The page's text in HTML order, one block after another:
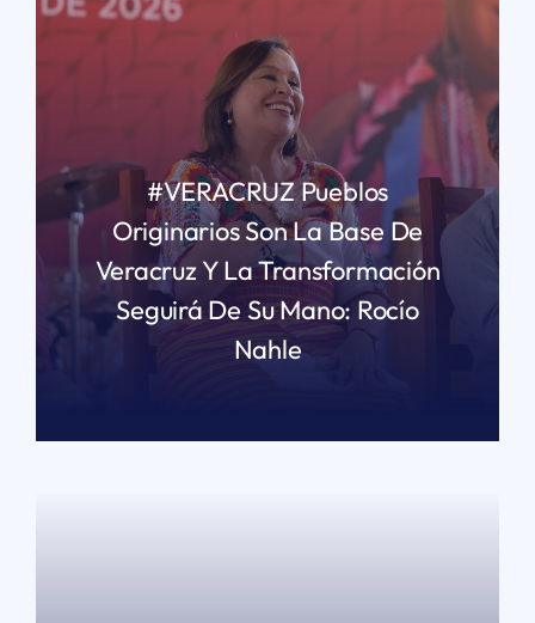
#VERACRUZ Pueblos
Originarios Son La Base De
Veracruz Y La Transformación
Seguirá De Su Mano: Rocío
Nahle